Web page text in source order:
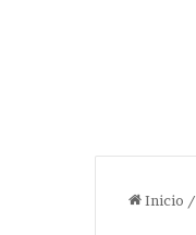
Inicio /